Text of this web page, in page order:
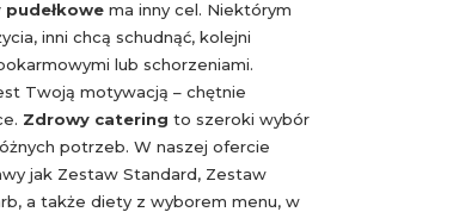
ma inny cel. Niektórym
inni chcą schudnąć, kolejni
lub schorzeniami.
Twoją motywacją – chętnie
Zdrowy catering to szeroki wybór
potrzeb. W naszej ofercie
jak Zestaw Standard, Zestaw
a także diety z wyborem menu, w